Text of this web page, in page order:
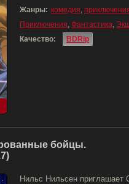
Жанры: комедия,
Приключения, Фантастика,
Качество:
BDRip
бойцы.
Нильс Нильсен приглашает